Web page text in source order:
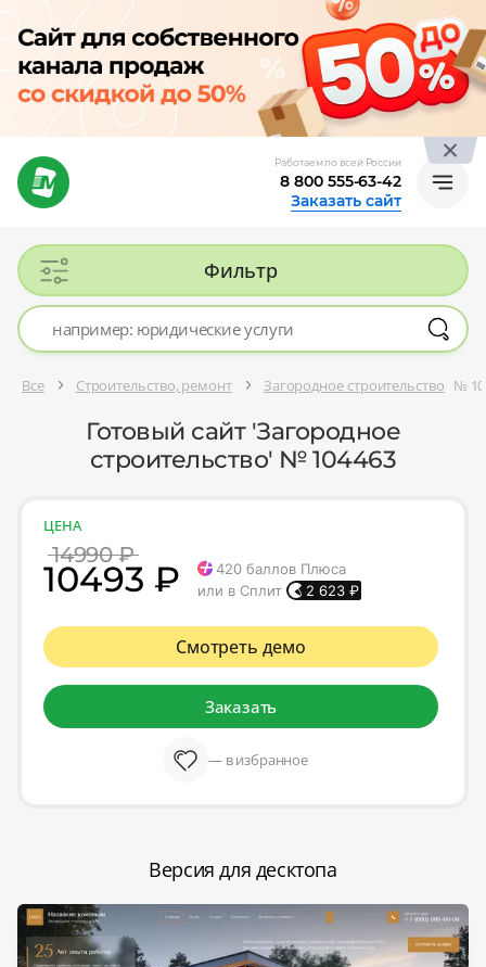
Работаем по всей России
8 800 555-63-42
Заказать сайт
Фильтр
Все Строительство, ремонт Загородное строительство №
Готовый сайт 'Загородное
строительство' № 104463
ЦЕНА
14990 ₽
10493 ₽ 420 баллов Плюса
или в Сплит
2 623 ₽
Смотреть демо
Заказать
— в избранное
Версия для десктопа